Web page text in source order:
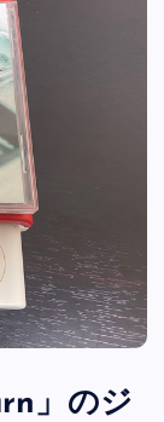
」のジ